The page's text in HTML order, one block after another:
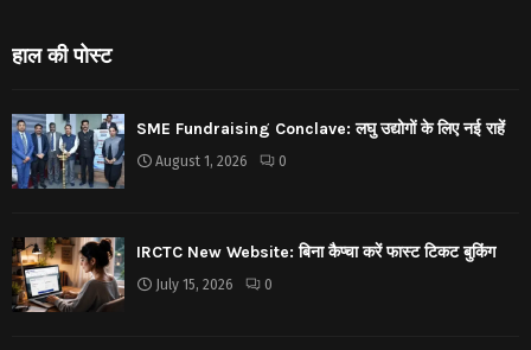
हाल की पोस्ट
SME Fundraising Conclave: लघु उद्योगों के लिए नई राहें
August 1, 2026 0
IRCTC New Website: बिना कैप्चा करें फास्ट टिकट बुकिंग
July 15, 2026 0